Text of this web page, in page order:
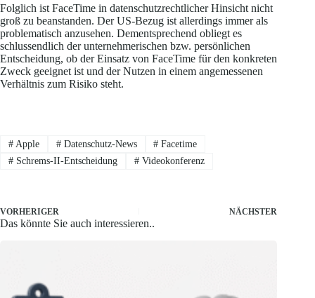
Folglich ist FaceTime in datenschutzrechtlicher Hinsicht nicht
groß zu beanstanden. Der US-Bezug ist allerdings immer als
problematisch anzusehen. Dementsprechend obliegt es
schlussendlich der unternehmerischen bzw. persönlichen
Entscheidung, ob der Einsatz von FaceTime für den konkreten
Zweck geeignet ist und der Nutzen in einem angemessenen
Verhältnis zum Risiko steht.
#Apple #Datenschutz-News # Facetime
#Schrems-II-Entscheidung #Videokonferenz
VORHERIGER NÄCHSTER
Das könnte Sie auch interessieren..